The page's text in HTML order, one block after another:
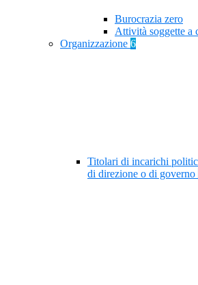
Burocrazia zero
Attività soggette a
Organizzazione 6
Titolari di incarichi
di direzione o di governo